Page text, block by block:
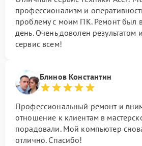
профессионализм и
проблему с моим ПК. Ремонт был
день. Очень доволен результатом
сервис всем!
Блинов Константин
Профессиональный ремонт и
отношение к клиентам в
порадовали. Мой компьютер
отлично. Спасибо!